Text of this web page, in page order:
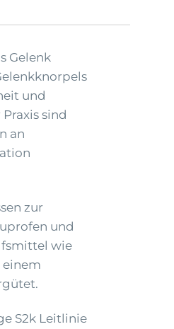
Gelenk
und
sind
an
zur
und
wie
einem
S2k Leitlinie